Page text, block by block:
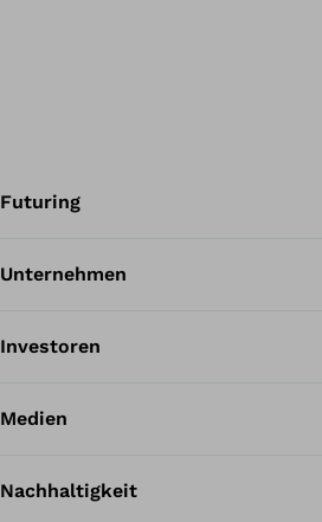
Futuring
Unternehmen
Investoren
Medien
Nachhaltigkeit